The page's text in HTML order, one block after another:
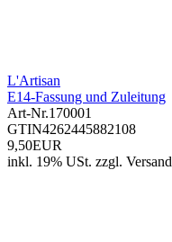
L'Artisan
E14-Fassung und Zuleitung
Art-Nr.170001
GTIN4262445882108
9,50EUR
inkl. 19% USt. zzgl. Versand